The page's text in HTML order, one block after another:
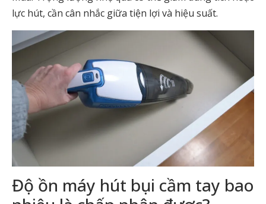
lực hút, cần cân nhắc giữa tiện lợi và hiệu suất.
Độ ồn máy hút bụi cầm tay bao